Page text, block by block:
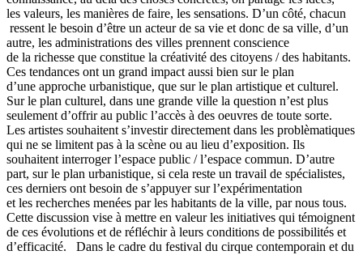
les valeurs, les manières de faire, les sensations. D’un côté, chacun
ressent le besoin d’être un acteur de sa vie et donc de sa ville, d’un
autre, les administrations des villes prennent conscience
de la richesse que constitue la créativité des citoyens / des habitants.
Ces tendances ont un grand impact aussi bien sur le plan
d’une approche urbanistique, que sur le plan artistique et culturel.
Sur le plan culturel, dans une grande ville la question n’est plus
seulement d’offrir au public l’accès à des oeuvres de toute sorte.
Les artistes souhaitent s’investir directement dans les problèmatiques
qui ne se limitent pas à la scène ou au lieu d’exposition. Ils
souhaitent interroger l’espace public / l’espace commun. D’autre
part, sur le plan urbanistique, si cela reste un travail de spécialistes,
ces derniers ont besoin de s’appuyer sur l’expérimentation
et les recherches menées par les habitants de la ville, par nous tous.
Cette discussion vise à mettre en valeur les initiatives qui témoignent
de ces évolutions et de réfléchir à leurs conditions de possibilités et
d’efficacité. Dans le cadre du festival du cirque contemporain et du